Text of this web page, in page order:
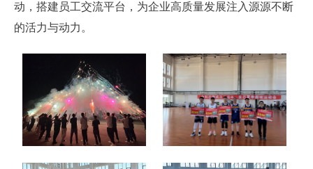
动，搭建员工交流平台，为企业高质量发展注入源源不断
的活力与动力。